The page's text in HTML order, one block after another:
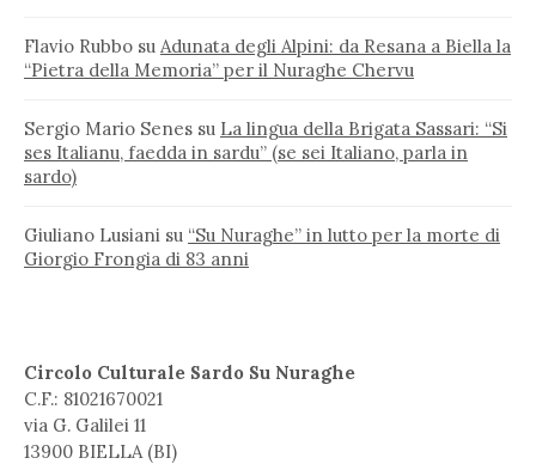
Flavio Rubbo su Adunata degli Alpini: da Resana a Biella la
“Pietra della Memoria” per il Nuraghe Chervu
Sergio Mario Senes su La lingua della Brigata Sassari: “Si
ses Italianu, faedda in sardu” (se sei Italiano, parla in
sardo)
Giuliano Lusiani su “Su Nuraghe” in lutto per la morte di
Giorgio Frongia di 83 anni
Circolo Culturale Sardo Su Nuraghe
C.F.: 81021670021
via G. Galilei 11
13900 BIELLA (BI)